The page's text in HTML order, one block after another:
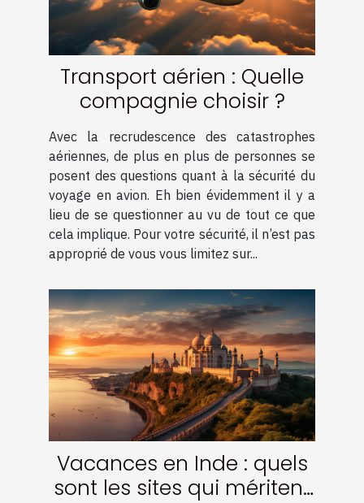
Transport aérien : Quelle
compagnie choisir ?
Avec la recrudescence des catastrophes
aériennes, de plus en plus de personnes se
posent des questions quant à la sécurité du
voyage en avion. Eh bien évidemment il y a
lieu de se questionner au vu de tout ce que
cela implique. Pour votre sécurité, il n’est pas
approprié de vous vous limitez sur...
Vacances en Inde : quels
sont les sites qui méritent